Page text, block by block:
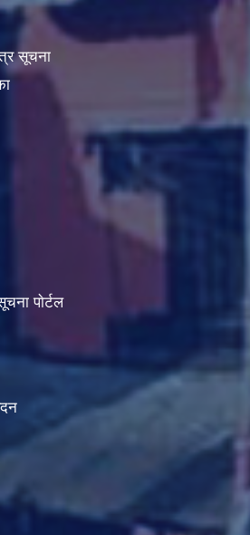
सूचना
पाेर्टल